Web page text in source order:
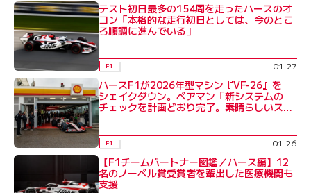
テスト初日最多の154周を走ったハースのオ
コン「本格的な走行初日としては、今のとこ
ろ順調に進んでいる」
F1 01-27
ハースF1が2026年型マシン『VF-26』を
シェイクダウン。ベアマン「新システムの
チェックを計画どおり完了。素晴らしいス
F1 01-26
【F1チームパートナー図鑑／ハース編】12
名のノーベル賞受賞者を輩出した医療機関も
支援